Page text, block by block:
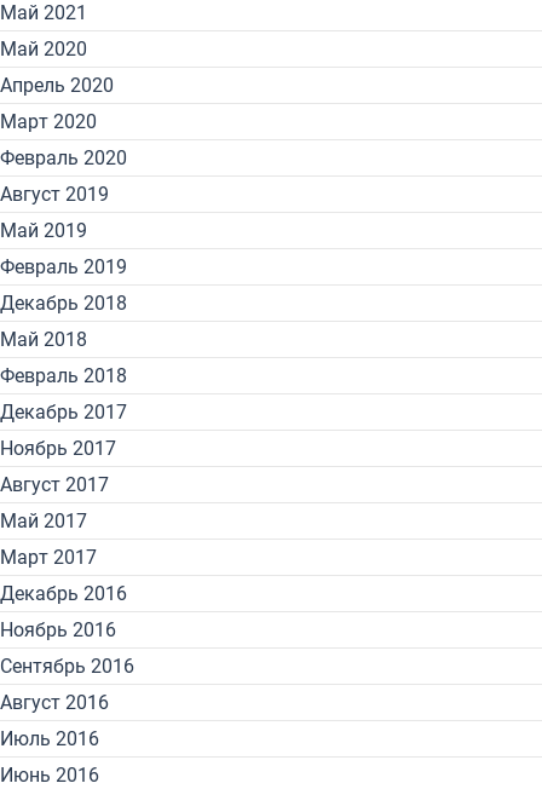
Май 2021
Май 2020
Апрель 2020
Март 2020
Февраль 2020
Август 2019
Май 2019
Февраль 2019
Декабрь 2018
Май 2018
Февраль 2018
Декабрь 2017
Ноябрь 2017
Август 2017
Май 2017
Март 2017
Декабрь 2016
Ноябрь 2016
Сентябрь 2016
Август 2016
Июль 2016
Июнь 2016